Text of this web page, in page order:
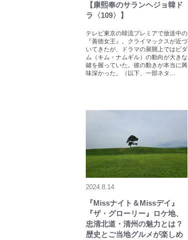
【康熙奉のサランヘジョ韓ド
ラ〈109〉】
テレビ東京の韓流プレミアで放送中の
『善徳女王』。クライマックスが近づ
いてきたが、ドラマの展開上ではピダ
ム（キム・ナムギル）の動向が大きな
鍵を握っていた。彼の動きが本当に興
味深かった。（以下、一部ネタ…
2024.8.14
『Missナイト＆Missデイ』
『ザ・グローリー』ロケ地、
忠清北道・清州の魅力とは？
歴史とご当地グルメが楽しめ